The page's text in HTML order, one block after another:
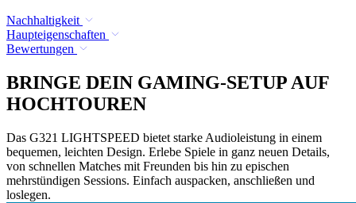
Nachhaltigkeit
Haupteigenschaften
Bewertungen
BRINGE DEIN GAMING-SETUP AUF
HOCHTOUREN
Das G321 LIGHTSPEED bietet starke Audioleistung in einem
bequemen, leichten Design. Erlebe Spiele in ganz neuen Details,
von schnellen Matches mit Freunden bis hin zu epischen
mehrstündigen Sessions. Einfach auspacken, anschließen und
loslegen.